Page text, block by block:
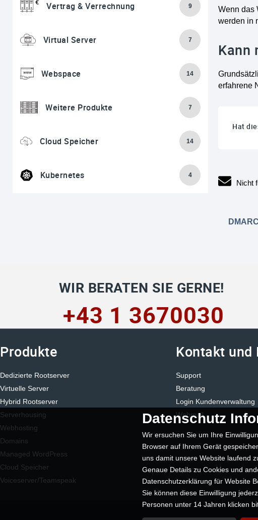
Vertrag & Verrechnung 9
Virtual Server 7
Webspace 14
Weitere Produkte 7
Cloud Speicher 14
Kubernetes 4
Wenn das
werden in
Kann
erfahrene
Hat
Nicht
WIR BERATEN SIE GERNE!
+43 1 3670030
Produkte
Dedizierte Rootserver
Virtuelle Server
Hybrid Rootserver
Serverhousing
Webhosting
Domains
Managed WordPress
Cloud Speicher
Voiceserver/Teamspeak
Kontakt und
Support
Beratung
Login Kundenverwaltung
Webmail
Datenschutz
Wir ersuchen Sie um Ihre
Browser auf Ihrem Gerät
uns damit unsere Website laufend
Genaue Details zu Cookies und
Datenschutzerklärung für Website
Sie können diese Einwilligung
Personen unter 14 Jahren klicken